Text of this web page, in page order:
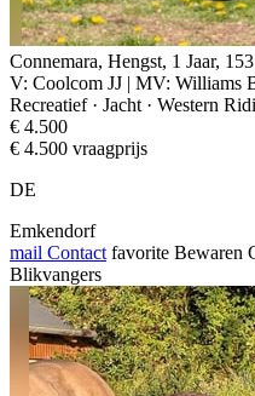
Connemara, Hengst, 1 Jaar,
V: Coolcom JJ | MV: Williams
Recreatief · Jacht · Western
€ 4.500
€ 4.500 vraagprijs
DE
Emkendorf
mail Contact favorite Bewaren
Blikvangers